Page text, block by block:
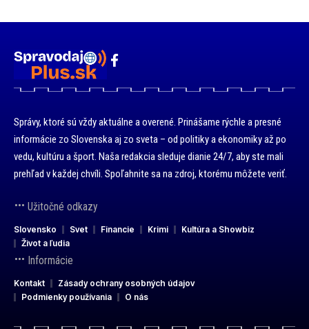
Správy, ktoré sú vždy aktuálne a overené. Prinášame rýchle a presné
informácie zo Slovenska aj zo sveta – od politiky a ekonomiky až po
vedu, kultúru a šport. Naša redakcia sleduje dianie 24/7, aby ste mali
prehľad v každej chvíli. Spoľahnite sa na zdroj, ktorému môžete veriť.
Užitočné odkazy
Slovensko Svet Financie Krimi
Kultúra a Showbiz
Život a ľudia
Informácie
Kontakt
Zásady ochrany osobných údajov
Podmienky používania
O nás